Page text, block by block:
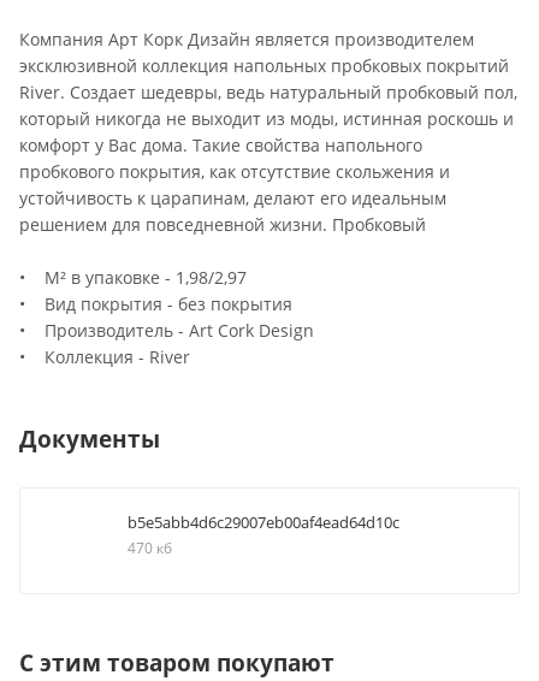
Компания Арт Корк Дизайн является производителем
эксклюзивной коллекция напольных пробковых покрытий
River. Создает шедевры, ведь натуральный пробковый пол,
который никогда не выходит из моды, истинная роскошь и
комфорт у Вас дома. Такие свойства напольного
пробкового покрытия, как отсутствие скольжения и
устойчивость к царапинам, делают его идеальным
решением для повседневной жизни. Пробковый
• М² в упаковке - 1,98/2,97
• Вид покрытия - без покрытия
• Производитель - Art Cork Design
• Коллекция - River
Документы
b5e5abb4d6c29007eb00af4ead64d10c
470 кб
С этим товаром покупают